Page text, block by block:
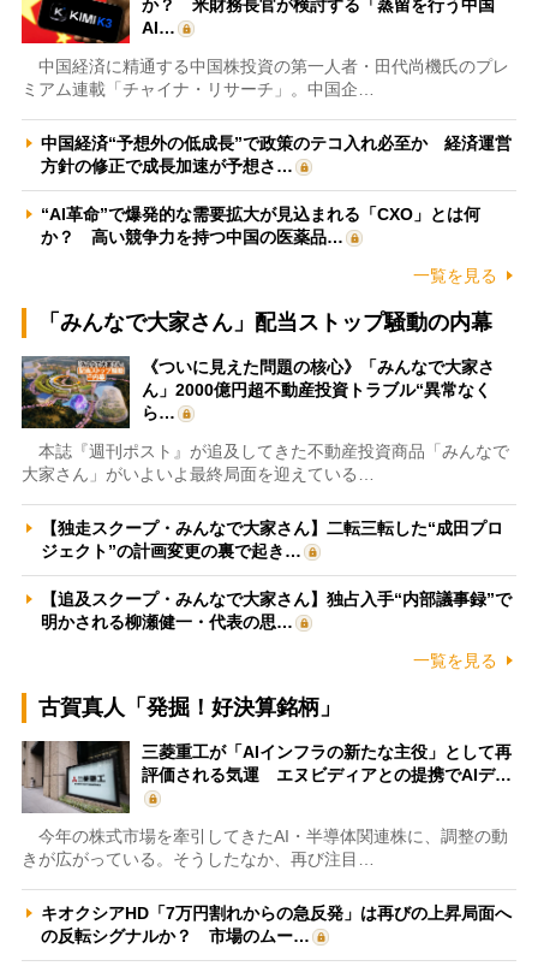
か？ 米財務長官が検討する「蒸留を行う中国
AI…
中国経済に精通する中国株投資の第一人者・田代尚機氏のプレ
ミアム連載「チャイナ・リサーチ」。中国企…
中国経済“予想外の低成長”で政策のテコ入れ必至か 経済運営
方針の修正で成長加速が予想さ…
“AI革命”で爆発的な需要拡大が見込まれる「CXO」とは何
か？ 高い競争力を持つ中国の医薬品…
一覧を見る
「みんなで大家さん」配当ストップ騒動の内幕
《ついに見えた問題の核心》「みんなで大家さ
ん」2000億円超不動産投資トラブル“異常なく
ら…
本誌『週刊ポスト』が追及してきた不動産投資商品「みんなで
大家さん」がいよいよ最終局面を迎えている…
【独走スクープ・みんなで大家さん】二転三転した“成田プロ
ジェクト”の計画変更の裏で起き…
【追及スクープ・みんなで大家さん】独占入手“内部議事録”で
明かされる柳瀬健一・代表の思…
一覧を見る
古賀真人「発掘！好決算銘柄」
三菱重工が「AIインフラの新たな主役」として再
評価される気運 エヌビディアとの提携でAIデ…
今年の株式市場を牽引してきたAI・半導体関連株に、調整の動
きが広がっている。そうしたなか、再び注目…
キオクシアHD「7万円割れからの急反発」は再びの上昇局面へ
の反転シグナルか？ 市場のムー…